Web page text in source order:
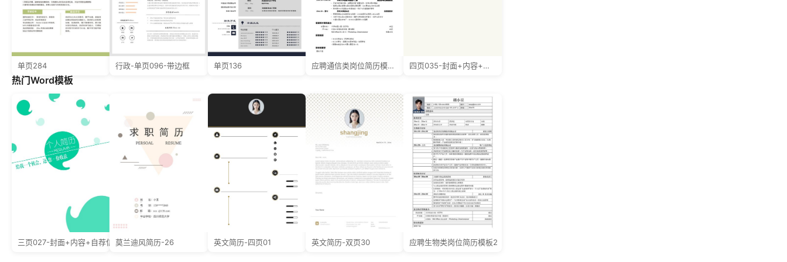
单页284 行政-单页096-带边框 单页136 应聘通信类岗位简历模板- 四页035-封面+内容+自荐信
热门Word模板
三页027-封面+内容+自荐信 莫兰迪风简历-26 英文简历-四页01 英文简历-双页30 应聘生物类岗位简历模板2